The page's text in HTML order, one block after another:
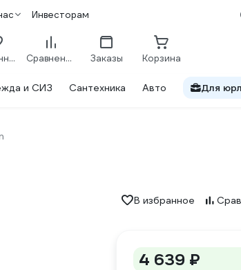
Инвесторам
Избранное Сравнение Заказы Корзина
и СИЗ Сантехника Авто Для
В избранное
4 639 ₽